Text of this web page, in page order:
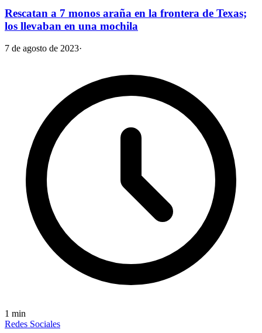
Rescatan a 7 monos araña en la frontera de Texas;
los llevaban en una mochila
7 de agosto de 2023·
1 min
Redes Sociales